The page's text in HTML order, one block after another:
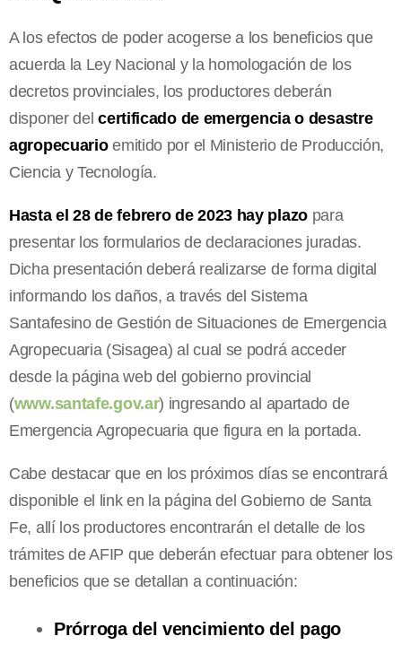
A los efectos de poder acogerse a los beneficios que
acuerda la Ley Nacional y la homologación de los
decretos provinciales, los productores deberán
disponer delcertificado de emergencia o desastre
agropecuarioemitido por el Ministerio de Producción,
Ciencia y Tecnología.
Hasta el 28 de febrero de 2023 hay plazo para
presentar los formularios de declaraciones juradas.
Dicha presentación deberá realizarse de forma digital
informando los daños, a través del Sistema
Santafesino de Gestión de Situaciones de Emergencia
Agropecuaria (Sisagea) al cual se podrá acceder
desde la página web del gobierno provincial
(www.santafe.gov.ar) ingresando al apartado de
Emergencia Agropecuaria que figura en la portada.
Cabe destacar que en los próximos días se encontrará
disponible el link en la página del Gobierno de Santa
Fe, allí los productores encontrarán el detalle de los
trámites de AFIP que deberán efectuar para obtener los
beneficios que se detallan a continuación:
Prórroga del vencimiento del pago